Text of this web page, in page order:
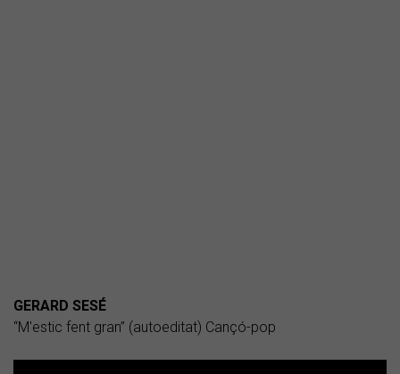
GERARD SESÉ
“M'estic fent gran” (autoeditat) Cançó-pop